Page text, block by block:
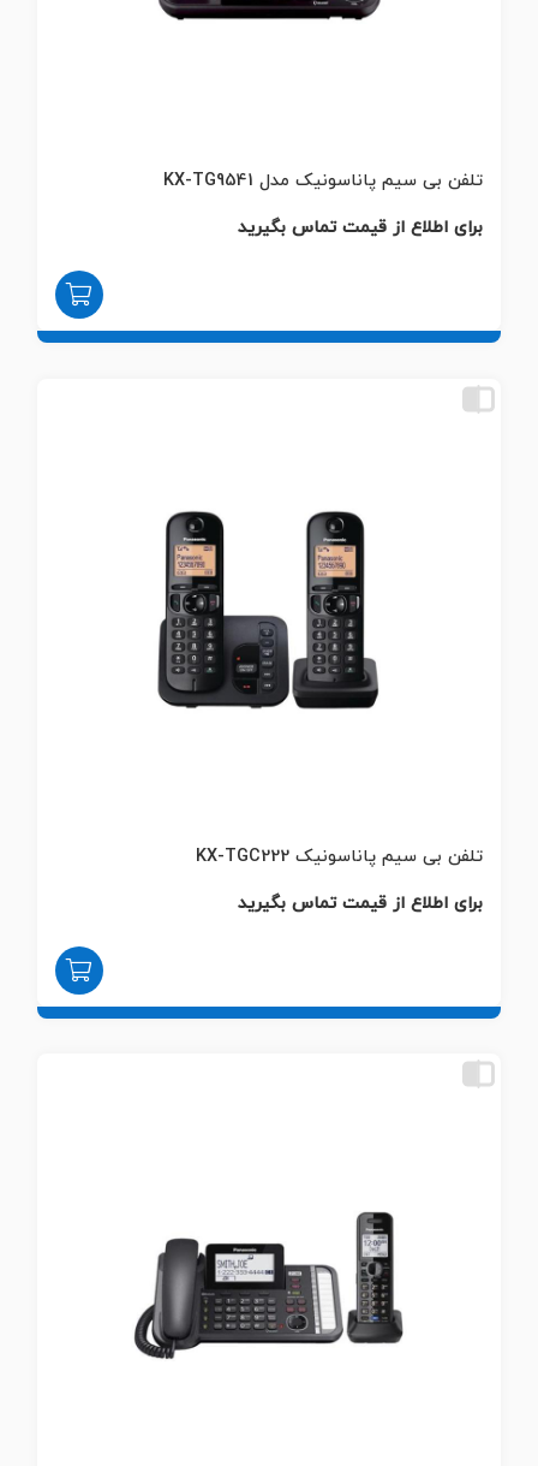
تلفن بی سیم پاناسونیک مدل KX-TG9541
برای اطلاع از قیمت تماس بگیرید
تلفن بی سیم پاناسونیک KX-TGC222
برای اطلاع از قیمت تماس بگیرید